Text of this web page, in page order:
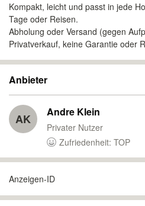
​Kompakt, leicht und passt in jede
Tage oder Reisen.
​Abholung oder Versand (gegen
Privatverkauf, keine Garantie oder
Anbieter
AK Andre Klein
Privater Nutzer
Zufriedenheit: TOP
Anzeigen-ID